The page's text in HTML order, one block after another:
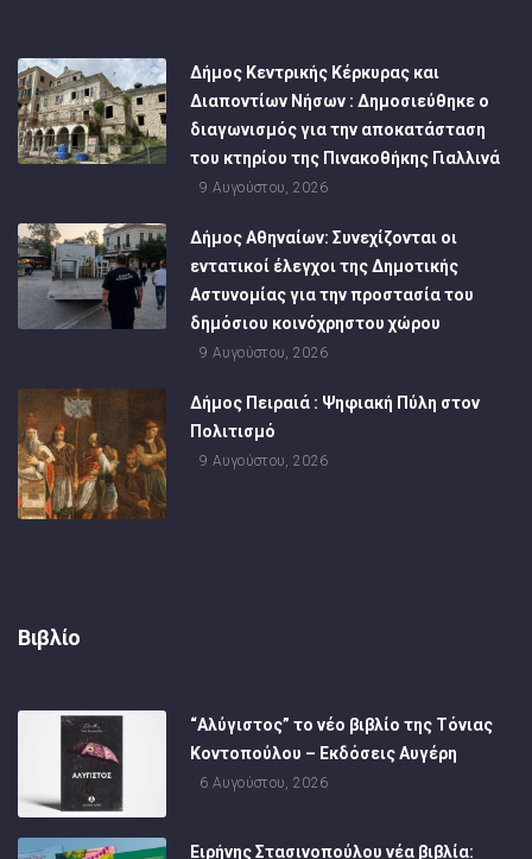
Δήμος Κεντρικής Κέρκυρας και
Διαποντίων Νήσων : Δημοσιεύθηκε ο
διαγωνισμός για την αποκατάσταση
του κτηρίου της Πινακοθήκης Γιαλλινά
9 Αυγούστου, 2026
Δήμος Αθηναίων: Συνεχίζονται οι
εντατικοί έλεγχοι της Δημοτικής
Αστυνομίας για την προστασία του
δημόσιου κοινόχρηστου χώρου
9 Αυγούστου, 2026
Δήμος Πειραιά : Ψηφιακή Πύλη στον
Πολιτισμό
9 Αυγούστου, 2026
Βιβλίο
“Αλύγιστος” το νέο βιβλίο της Τόνιας
Κοντοπούλου – Εκδόσεις Αυγέρη
6 Αυγούστου, 2026
Ειρήνης Στασινοπούλου νέα βιβλία: